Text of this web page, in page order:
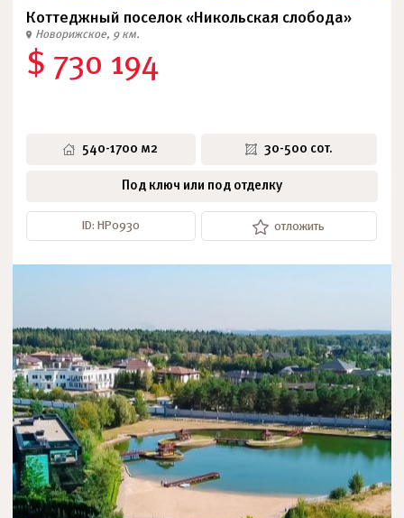
Коттеджный поселок «Никольская слобода»
Новорижское, 9 км.
$ 730 194
540-1700 м2 30-500 сот.
Под ключ или под отделку
ID: НР0930 отложить